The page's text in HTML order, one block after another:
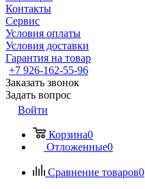
Контакты
Сервис
Условия оплаты
Условия доставки
Гарантия на товар
+7 926-162-55-96
Заказать звонок
Задать вопрос
Войти
Корзина0
Отложенные0
Сравнение товаров0